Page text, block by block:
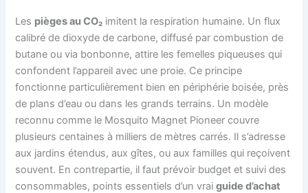
Les pièges au CO₂ imitent la respiration humaine. Un flux
calibré de dioxyde de carbone, diffusé par combustion de
butane ou via bonbonne, attire les femelles piqueuses qui
confondent l’appareil avec une proie. Ce principe
fonctionne particulièrement bien en périphérie boisée, près
de plans d’eau ou dans les grands terrains. Un modèle
reconnu comme le Mosquito Magnet Pioneer couvre
plusieurs centaines à milliers de mètres carrés. Il s’adresse
aux jardins étendus, aux gîtes, ou aux familles qui reçoivent
souvent. En contrepartie, il faut prévoir budget et suivi des
consommables, points essentiels d’un vraiguide d’achat